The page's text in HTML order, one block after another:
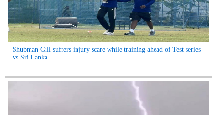
Shubman Gill suffers injury scare while training ahead of Test series
vs Sri Lanka...